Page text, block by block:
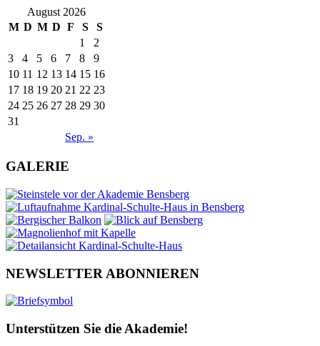
August 2026
M D M D F S S
Sep. »
1
2
3
4 5 6 7 8
9
10 11 12 13 14 15 16
17 18 19 20 21 22 23
24 25 26 27 28 29 30
31
GALERIE
NEWSLETTER ABONNIEREN
Unterstützen Sie die Akademie!